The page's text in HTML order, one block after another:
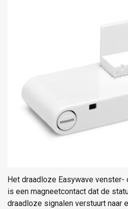
Het draadloze Easywave
is een magneetcontact dat de
draadloze signalen verstuurt naar